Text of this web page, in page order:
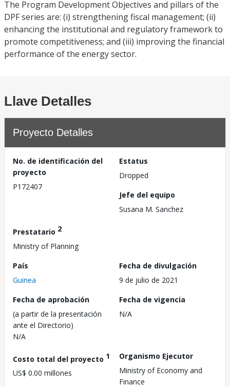
The Program Development Objectives and pillars of the
DPF series are: (i) strengthening fiscal management; (ii)
enhancing the institutional and regulatory framework to
promote competitiveness; and (iii) improving the financial
performance of the energy sector.
Llave Detalles
Proyecto Detalles
No. de identificación del
proyecto
P172407
Estatus
Dropped
Jefe del equipo
Susana M. Sanchez
Prestatario 2
Ministry of Planning
País
Guinea
Fecha de divulgación
9 de julio de 2021
Fecha de aprobación
(a partir de la presentación
ante el Directorio)
N/A
Fecha de vigencia
N/A
Costo total del proyecto 1
US$ 0.00 millones
Organismo Ejecutor
Ministry of Economy and
Finance